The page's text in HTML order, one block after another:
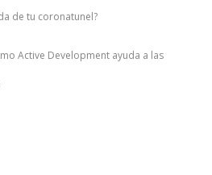
de tu coronatunel?
Active Development ayuda a las